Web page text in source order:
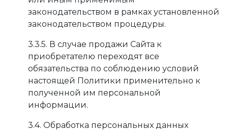
законодательством в рамках установленной
законодательством процедуры.
3.3.5. В случае продажи Сайта к
приобретателю переходят все
обязательства по соблюдению условий
настоящей Политики применительно к
полученной им персональной
информации.
3.4. Обработка персональных данных